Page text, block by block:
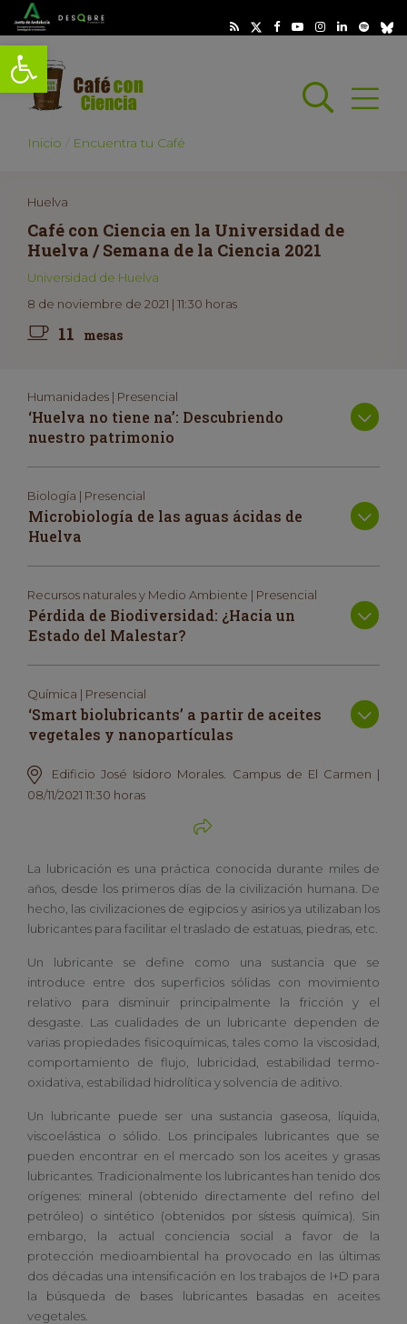
Abrir barra de herramientas
Abrir
Inicio Encuentra tu Café
Huelva
Café con Ciencia en la Universidad de
Huelva / Semana de la Ciencia 2021
Universidad de Huelva
8 de noviembre de 2021 | 11:30 horas
11 mesas
Humanidades | Presencial
‘Huelva no tiene na’: Descubriendo
nuestro patrimonio
Biología | Presencial
Microbiología de las aguas ácidas de
Huelva
Recursos naturales y Medio Ambiente | Presencial
Pérdida de Biodiversidad: ¿Hacia un
Estado del Malestar?
Química | Presencial
‘Smart biolubricants’ a partir de aceites
vegetales y nanopartículas
Edificio José Isidoro Morales. Campus de El Carmen |
08/11/2021 11:30 horas
La lubricación es una práctica conocida durante miles de
años, desde los primeros días de la civilización humana. De
hecho, las civilizaciones de egipcios y asirios ya utilizaban los
lubricantes para facilitar el traslado de estatuas, piedras, etc.
Un lubricante se define como una sustancia que se
introduce entre dos superficios sólidas con movimiento
relativo para disminuir principalmente la fricción y el
desgaste. Las cualidades de un lubricante dependen de
varias propiedades fisicoquímicas, tales como la viscosidad,
comportamiento de flujo, lubricidad, estabilidad termo-
oxidativa, estabilidad hidrolítica y solvencia de aditivo.
Un lubricante puede ser una sustancia gaseosa, líquida,
viscoelástica o sólido. Los principales lubricantes que se
pueden encontrar en el mercado son los aceites y grasas
lubricantes. Tradicionalmente los lubricantes han tenido dos
orígenes: mineral (obtenido directamente del refino del
petróleo) o sintético (obtenidos por sístesis química). Sin
embargo, la actual conciencia social a favor de la
protección medioambiental ha provocado en las últimas
dos décadas una intensificación en los trabajos de I+D para
la búsqueda de bases lubricantes basadas en aceites
vegetales.